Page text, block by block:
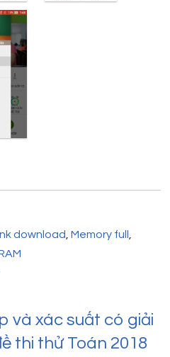
download Memory full
và xác suất có giải
thi thử Toán 2018